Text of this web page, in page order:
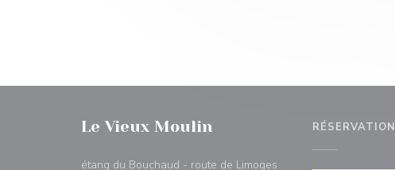
Le Vieux Moulin
étang du Bouchaud - route de Limoges
RÉSERVATION